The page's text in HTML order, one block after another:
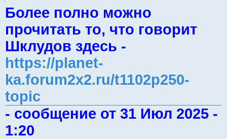
Более полно можно
прочитать то, что говорит
Шклудов здесь -
https://planet-
ka.forum2x2.ru/t1102p250-
topic
- сообщение от 31 Июл 2025 -
1:20